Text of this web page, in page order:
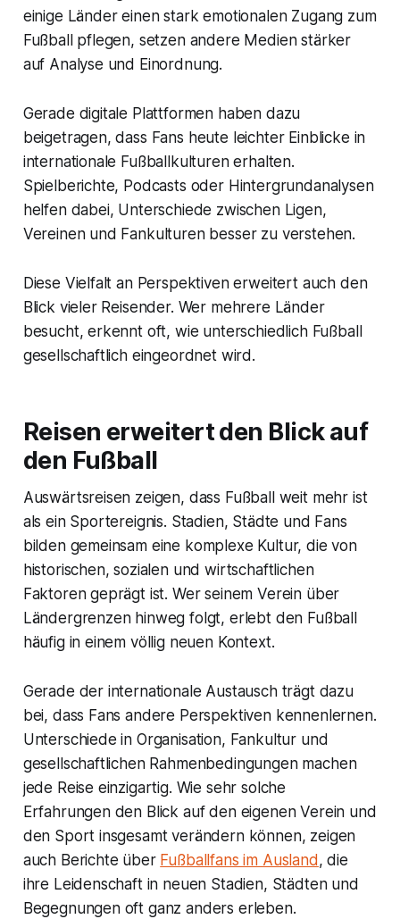
einige Länder einen stark emotionalen Zugang zum
Fußball pflegen, setzen andere Medien stärker
auf Analyse und Einordnung.
Gerade digitale Plattformen haben dazu
beigetragen, dass Fans heute leichter Einblicke in
internationale Fußballkulturen erhalten.
Spielberichte, Podcasts oder Hintergrundanalysen
helfen dabei, Unterschiede zwischen Ligen,
Vereinen und Fankulturen besser zu verstehen.
Diese Vielfalt an Perspektiven erweitert auch den
Blick vieler Reisender. Wer mehrere Länder
besucht, erkennt oft, wie unterschiedlich Fußball
gesellschaftlich eingeordnet wird.
Reisen erweitert den Blick auf
den Fußball
Auswärtsreisen zeigen, dass Fußball weit mehr ist
als ein Sportereignis. Stadien, Städte und Fans
bilden gemeinsam eine komplexe Kultur, die von
historischen, sozialen und wirtschaftlichen
Faktoren geprägt ist. Wer seinem Verein über
Ländergrenzen hinweg folgt, erlebt den Fußball
häufig in einem völlig neuen Kontext.
Gerade der internationale Austausch trägt dazu
bei, dass Fans andere Perspektiven kennenlernen.
Unterschiede in Organisation, Fankultur und
gesellschaftlichen Rahmenbedingungen machen
jede Reise einzigartig. Wie sehr solche
Erfahrungen den Blick auf den eigenen Verein und
den Sport insgesamt verändern können, zeigen
auch Berichte über Fußballfans im Ausland , die
ihre Leidenschaft in neuen Stadien, Städten und
Begegnungen oft ganz anders erleben.